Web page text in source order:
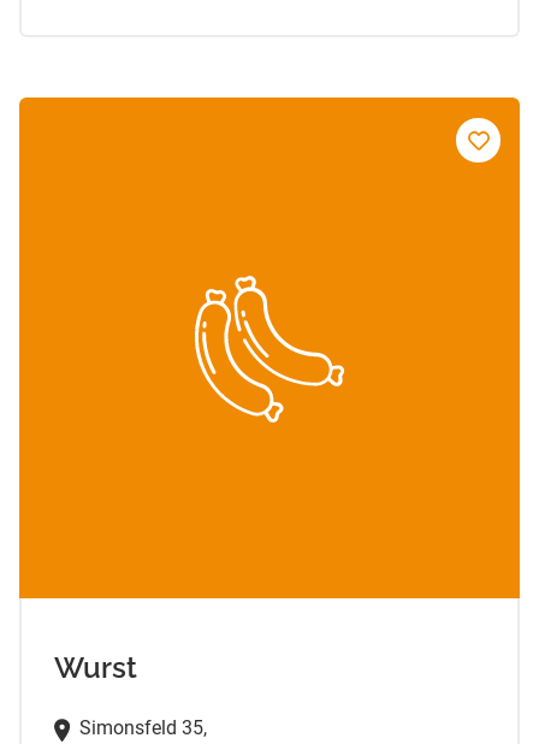
Wurst
Simonsfeld 35,